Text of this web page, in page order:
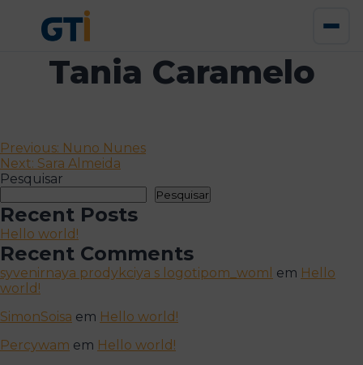
Tania Caramelo
Navegação
de
artigos
Previous: Nuno Nunes
Next: Sara Almeida
Pesquisar
Pesquisar
Recent Posts
Hello world!
Recent Comments
syvenirnaya prodykciya s logotipom_woml em Hello
world!
SimonSoisa em Hello world!
Percywam em Hello world!